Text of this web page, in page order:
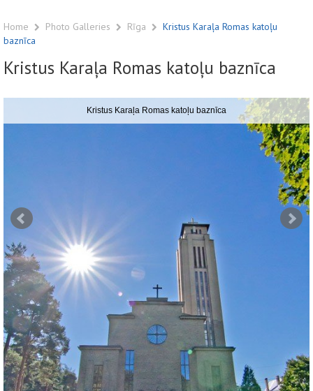
Home Photo Galleries Rīga
Kristus Karaļa Romas katoļu
baznīca
Kristus Karaļa Romas katoļu baznīca
Kristus Karaļa Romas katoļu baznīca